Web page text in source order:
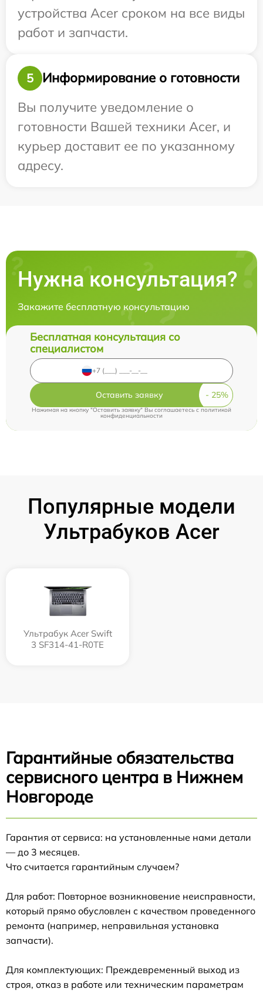
устройства Acer сроком на все виды
работ и запчасти.
5
Информирование о готовности
Вы получите уведомление о
готовности Вашей техники Acer, и
курьер доставит ее по указанному
адресу.
Нужна консультация?
Закажите бесплатную консультацию
Бесплатная консультация со
специалистом
Оставить заявку
Нажимая на кнопку "Оставить заявку" Вы соглашаетесь cполитикой
конфиденциальности
Популярные модели
Ультрабуков Acer
Ультрабук Acer Swift
3 SF314-41-R0TE
Гарантийные обязательства
сервисного центра в Нижнем
Новгороде
Гарантия от сервиса: на установленные нами детали
— до 3 месяцев.
Что считается гарантийным случаем?
Для работ: Повторное возникновение неисправности,
который прямо обусловлен с качеством проведенного
ремонта (например, неправильная установка
запчасти).
Для комплектующих: Преждевременный выход из
строя, отказ в работе или техническим параметрам